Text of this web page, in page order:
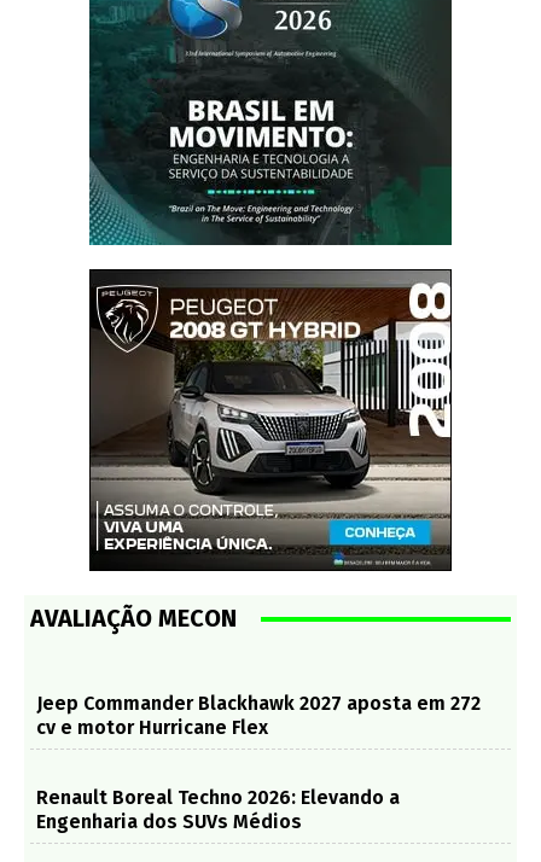
AVALIAÇÃO MECON
Jeep Commander Blackhawk 2027 aposta em 272
cv e motor Hurricane Flex
Renault Boreal Techno 2026: Elevando a
Engenharia dos SUVs Médios